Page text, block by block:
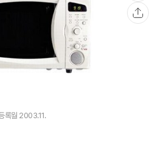
관
심
록월 2003.11.